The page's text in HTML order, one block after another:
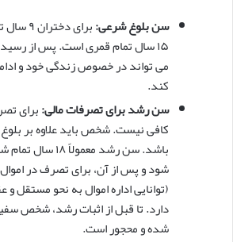
سن بلوغ شرعی:
برای
۱۵ سال تمام قمری است. پس از
می تواند در خصوص زندگی خود و
کند.
سن رشد برای تصرفات مالی:برای
کافی نیست. شخص باید علاوه بر
باشد. سن رشد
شود و پس از آن، برای تصرف در
(توانایی اداره اموال به نحو مستقل و
دارد. تا قبل از اثبات رشد، شخص
شده و محجور است.